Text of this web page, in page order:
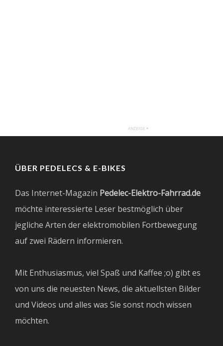
ÜBER PEDELECS & E-BIKES
Das Internet-Magazin Pedelec-Elektro-Fahrrad.de
möchte interessierte Leser bestmöglich über
jegliche Arten der elektromobilen Fortbewegung
auf zwei Rädern informieren.
Mit Enthusiasmus, viel Spaß und Kaffee ;o) gibt es
von uns die neuesten News, die aktuellsten Bilder
und Videos und alles was Sie sonst noch wissen
möchten.